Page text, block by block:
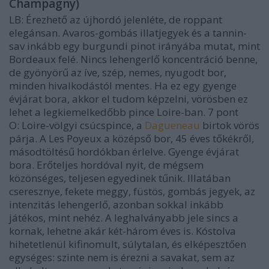
Champagny)
LB: Érezhető az újhordó jelenléte, de roppant
elegánsan. Avaros-gombás illatjegyek és a tannin-
sav inkább egy burgundi pinot irányába mutat, mint
Bordeaux felé. Nincs lehengerlő koncentráció benne,
de gyönyörű az íve, szép, nemes, nyugodt bor,
minden hivalkodástól mentes. Ha ez egy gyenge
évjárat bora, akkor el tudom képzelni, vörösben ez
lehet a legkiemelkedőbb pince Loire-ban. 7 pont
O: Loire-völgyi csúcspince, a Dagueneau birtok vörös
párja. A Les Poyeux a középső bor, 45 éves tőkékről,
másodtöltésű hordókban érlelve. Gyenge évjárat
bora. Erőteljes hordóval nyit, de mégsem
közönséges, teljesen egyedinek tűnik. Illatában
cseresznye, fekete meggy, füstös, gombás jegyek, az
intenzitás lehengerlő, azonban sokkal inkább
játékos, mint nehéz. A leghalványabb jele sincs a
kornak, lehetne akár két-három éves is. Kóstolva
hihetetlenül kifinomult, súlytalan, és elképesztően
egységes: szinte nem is érezni a savakat, sem az